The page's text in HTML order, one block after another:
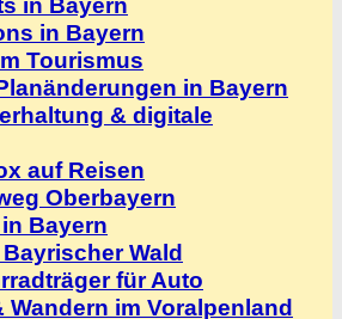
in Bayern
in Bayern
Tourismus
in Bayern
& digitale
auf Reisen
Oberbayern
Bayern
Wald
für Auto
Wandern im Voralpenland